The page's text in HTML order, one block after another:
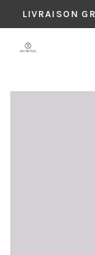
LIVRAISON